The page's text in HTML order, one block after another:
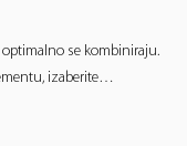
optimalno se kombiniraju.
izaberite…